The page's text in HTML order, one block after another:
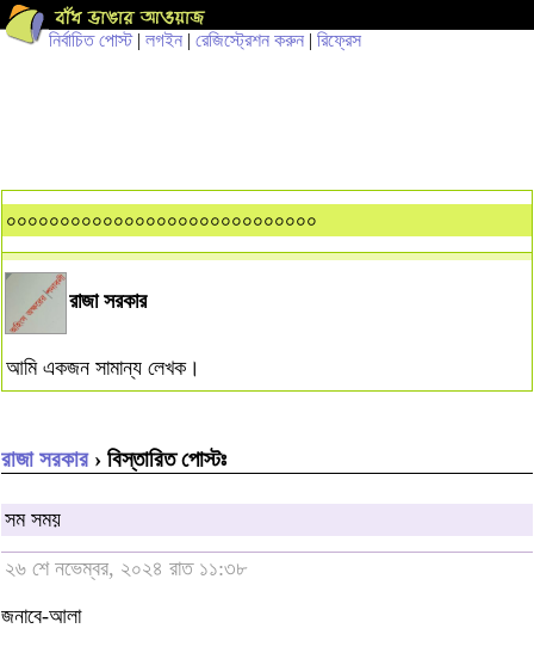
নির্বাচিত পোস্ট| লগইন | রেজিস্ট্রেশন করুন | রিফ্রেস
০০০০০০০০০০০০০০০০০০০০০০০০০০০০০
রাজা সরকার
আমি একজন সামান্য লেখক।
রাজা সরকার› বিস্তারিত পোস্টঃ
সম সময়
২৬ শে নভেম্বর, ২০২৪ রাত ১১:৩৮
জনাবে-আলা